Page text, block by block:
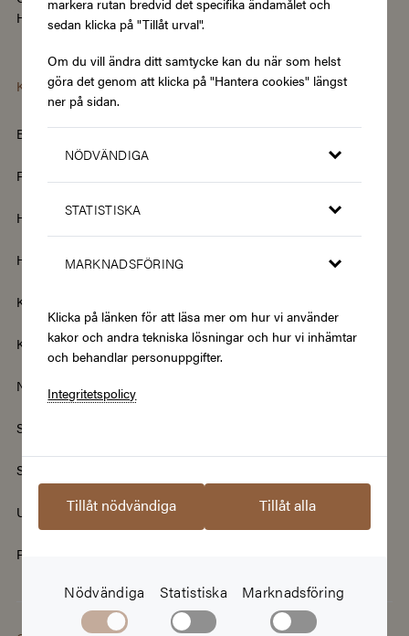
markera rutan bredvid det specifika ändamålet och
sedan klicka på "Tillåt urval".
Om du vill ändra ditt samtycke kan du när som helst
göra det genom att klicka på "Hantera cookies" längst
ner på sidan.
NÖDVÄNDIGA
STATISTISKA
MARKNADSFÖRING
Klicka på länken för att läsa mer om hur vi använder
kakor och andra tekniska lösningar och hur vi inhämtar
och behandlar personuppgifter.
Integritetspolicy
Tillåt nödvändiga Tillåt alla
Nödvändiga Statistiska Marknadsföring
Hantera cookies
Köpvillkor |
Kategorier
Barn & Baby Böcker & Magasin
Fordon & Transport
Hem & Trädgård
Hotell & Resor Hållbarhet & Second Hand
Kläder & Accessoarer
Kurser Mat & Dryck
Nyheter
Skönhet & Hälsa
Sport & Fritid
Upplevelser Välgörenhet
Populära presentkort